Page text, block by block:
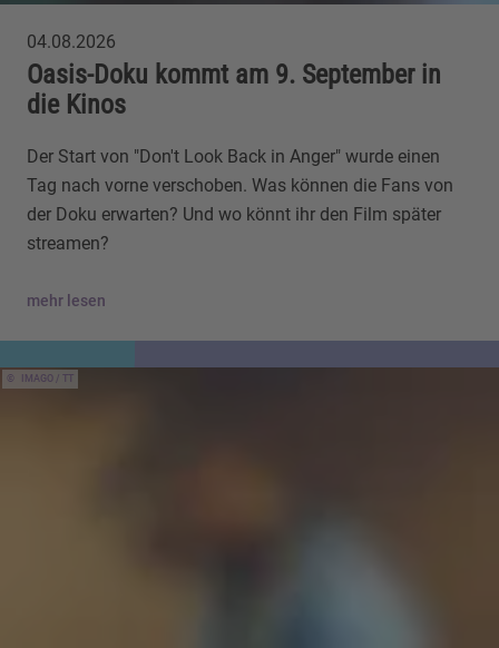
04.08.2026
Oasis-Doku kommt am 9. September in
die Kinos
Der Start von "Don't Look Back in Anger" wurde einen
Tag nach vorne verschoben. Was können die Fans von
der Doku erwarten? Und wo könnt ihr den Film später
streamen?
mehr lesen
IMAGO / TT